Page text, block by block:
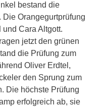
bestand die
Die Orangegurtprüfung
und Cara Altgott.
jetzt den grünen
die Prüfung zum
Oliver Erdtel,
den Sprung zum
Die höchste Prüfung
erfolgreich ab, sie